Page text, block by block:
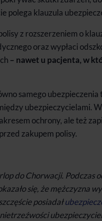
polega klauzula
z rozszerzeniem o
oraz wypłaci
– nawet u pacjenta, w
samego
ubezpieczycielami.
ochrony, ale też
zakupem polisy.
do Chorwacji. Podczas
się, że mężczyzna
posiadał